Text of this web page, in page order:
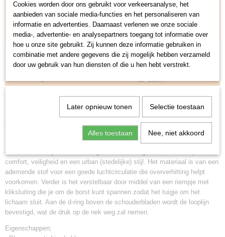
Opmeten
Meet alsjeblieft je hond op zodat je weet welke maat je
mvang van je hond binnen
Maat
Borstomvang (Minimaal~Maximaal)
S
30~38cm
M
38~45cm
L
45~53cm
Productinformatie Urban Pup Hondentuig Pink Floral
Trendy op dit moment is een bloemenmotiefje. Dit hondentuigje met roze
en rode bloemetjes is licht van gewicht maar erg sterk en ontworpen voor
comfort, veiligheid en een urban (stedelijke) stijl. Het materiaal is van een
ademende stof voor een goede luchtcirculatie die oververhitting helpt
voorkomen. Verder is het verstelbaar door middel van een riempje met
kliksluiting die je om de borst kunt spannen zodat het tuigje om het
lichaam sluit. Aan de d-ring boven de schouderbladen wordt de looplijn
bevestigd, wat de druk op de nek weg zal nemen.
Eigenschappen;
Cookies worden door ons gebruikt voor verkeersanalyse, het
aanbieden van sociale media-functies en het personaliseren van
informatie en advertenties. Daarnaast verlenen we onze sociale
media-, advertentie- en analysepartners toegang tot informatie over
hoe u onze site gebruikt. Zij kunnen deze informatie gebruiken in
combinatie met andere gegevens die zij mogelijk hebben verzameld
door uw gebruik van hun diensten of die u hen hebt verstrekt.
Later opnieuw tonen Selectie toestaan
Alles toestaan Nee, niet akkoord